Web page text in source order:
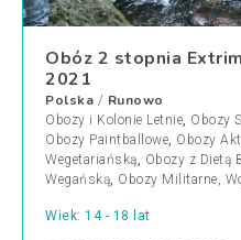
Obóz 2 stopnia
2021
Polska / Runowo
Obozy i Kolonie Letnie, Obozy
Obozy Paintballowe, Obozy
Wegetariańską, Obozy z Dietą
Wegańską, Obozy Militarne,
Wiek: 14 - 18 lat